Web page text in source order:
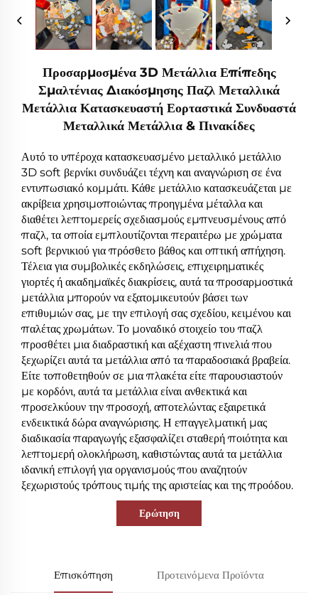
Προσαρμοσμένα 3D Μετάλλια Επίπεδης
Σμαλτένιας Διακόσμησης Παζλ Μεταλλικά
Μετάλλια Κατασκευαστή Εορταστικά Συνδυαστά
Μεταλλικά Μετάλλια & Πινακίδες
Αυτό το υπέροχα κατασκευασμένο μεταλλικό μετάλλιο
3D soft βερνίκι συνδυάζει τέχνη και αναγνώριση σε ένα
εντυπωσιακό κομμάτι. Κάθε μετάλλιο κατασκευάζεται με
ακρίβεια χρησιμοποιώντας προηγμένα μέταλλα και
διαθέτει λεπτομερείς σχεδιασμούς εμπνευσμένους από
παζλ, τα οποία εμπλουτίζονται περαιτέρω με χρώματα
soft βερνικιού για πρόσθετο βάθος και οπτική απήχηση.
Τέλεια για συμβολικές εκδηλώσεις, επιχειρηματικές
γιορτές ή ακαδημαϊκές διακρίσεις, αυτά τα προσαρμοστικά
μετάλλια μπορούν να εξατομικευτούν βάσει των
επιθυμιών σας, με την επιλογή σας σχεδίου, κειμένου και
παλέτας χρωμάτων. Το μοναδικό στοιχείο του παζλ
προσθέτει μια διαδραστική και αξέχαστη πινελιά που
ξεχωρίζει αυτά τα μετάλλια από τα παραδοσιακά βραβεία.
Είτε τοποθετηθούν σε μια πλακέτα είτε παρουσιαστούν
με κορδόνι, αυτά τα μετάλλια είναι ανθεκτικά και
προσελκύουν την προσοχή, αποτελώντας εξαιρετικά
ενδεικτικά δώρα αναγνώρισης. Η επαγγελματική μας
διαδικασία παραγωγής εξασφαλίζει σταθερή ποιότητα και
λεπτομερή ολοκλήρωση, καθιστώντας αυτά τα μετάλλια
ιδανική επιλογή για οργανισμούς που αναζητούν
ξεχωριστούς τρόπους τιμής της αριστείας και της προόδου.
Ερώτηση
Επισκόπηση Προτεινόμενα Προϊόντα